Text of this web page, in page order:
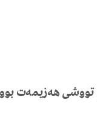
تووشی هەزیمەت